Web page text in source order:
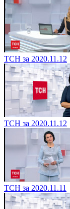
ТСН за 2020.11.12
ТСН за 2020.11.12
ТСН за 2020.11.11